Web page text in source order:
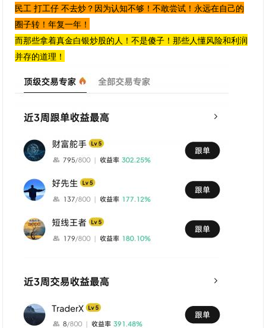
民工 打工仔 不去炒？因为认知不够！不敢尝试！永远在自己的
圈子转！年复一年！
而那些拿着真金白银炒股的人！不是傻子！那些人懂风险和利润
并存的道理！